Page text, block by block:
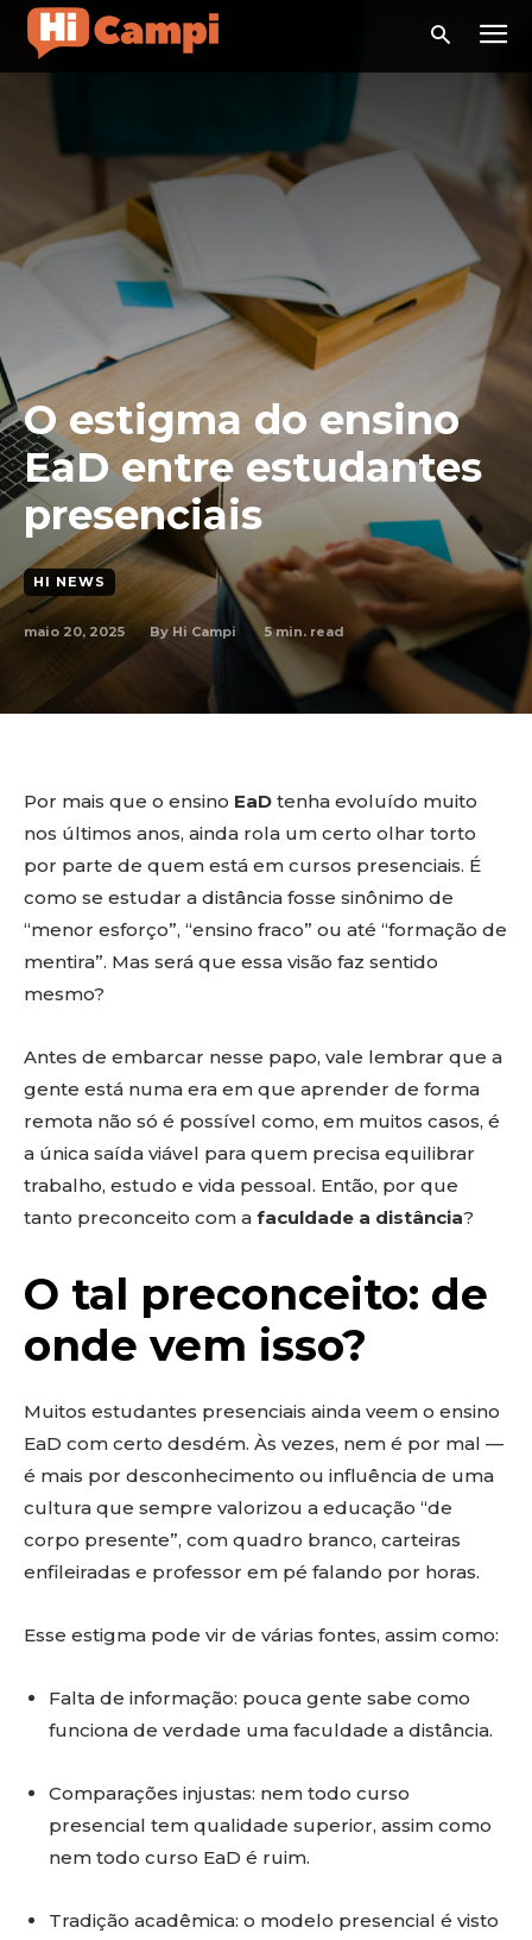
O estigma do ensino
EaD entre estudantes
presenciais
HI NEWS
maio 20, 2025 By Hi Campi 5min. read
Por mais que o ensino EaD tenha evoluído muito
nos últimos anos, ainda rola um certo olhar torto
por parte de quem está em cursos presenciais. É
como se estudar a distância fosse sinônimo de
“menor esforço”, “ensino fraco” ou até “formação de
mentira”. Mas será que essa visão faz sentido
mesmo?
Antes de embarcar nesse papo, vale lembrar que a
gente está numa era em que aprender de forma
remota não só é possível como, em muitos casos, é
a única saída viável para quem precisa equilibrar
trabalho, estudo e vida pessoal. Então, por que
tanto preconceito com a faculdade a distância?
O tal preconceito: de
onde vem isso?
Muitos estudantes presenciais ainda veem o ensino
EaD com certo desdém. Às vezes, nem é por mal —
é mais por desconhecimento ou influência de uma
cultura que sempre valorizou a educação “de
corpo presente”, com quadro branco, carteiras
enfileiradas e professor em pé falando por horas.
Esse estigma pode vir de várias fontes, assim como:
Falta de informação: pouca gente sabe como
funciona de verdade uma faculdade a distância.
Comparações injustas: nem todo curso
presencial tem qualidade superior, assim como
nem todo curso EaD é ruim.
Tradição acadêmica: o modelo presencial é visto